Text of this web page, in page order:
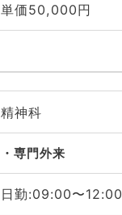
単価50,000円
精神科
専門外来
日勤:09:00〜12:00